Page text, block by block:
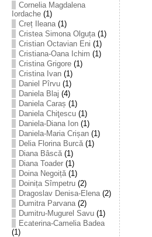
Cornelia Magdalena
Iordache(1)
Creț Ileana(1)
Cristea Simona Olguța(1)
Cristian Octavian Eni (1)
Cristiana-Oana Ichim (1)
Cristina Grigore(1)
Cristina Ivan(1)
Daniel Pîrvu(1)
Daniela Blaj (4)
Daniela Caraș (1)
Daniela Chiţescu(1)
Daniela-Diana Ion(1)
Daniela-Maria Crișan(1)
Delia Florina Burcă(1)
Diana Bâscă(1)
Diana Toader(1)
Doina Negoiță(1)
Doinița Sîmpetru(2)
Dragoslav Denisa-Elena(2)
Dumitra Parvana(2)
Dumitru-Mugurel Savu(1)
Ecaterina-Camelia Badea
(1)